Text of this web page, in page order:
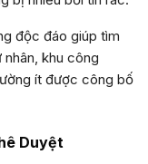
độc đáo giúp tìm
khu công
ít được công bố
Duyệt